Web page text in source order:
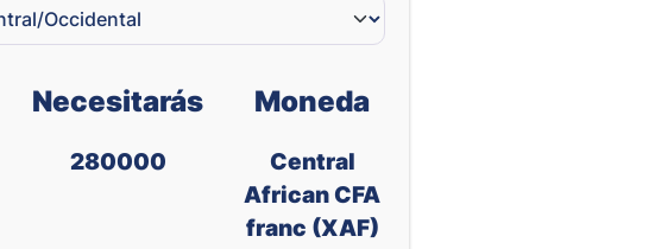
Necesitarás
280000
Moneda
Central
African CFA
franc (XAF)